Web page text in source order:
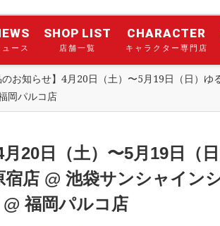
ュース
SHOP LIST
店舗一覧
CHARACTER
キャラクター専門店
のお知らせ】4月20日（土）〜5月19日（日）
岡パルコ店
20日（土）〜5月19日（
店 @ 池袋サンシャイン
@ 福岡パルコ店